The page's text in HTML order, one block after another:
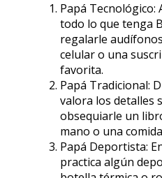
Papá Tecnológico:
todo lo que tenga
regalarle
celular o una
favorita.
Papá Tradicional:
valora los detalles
obsequiarle un
mano o una
Papá Deportista:
practica algún